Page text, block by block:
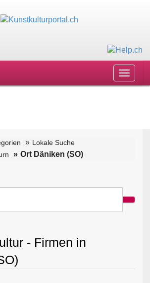
Toggle
Lokale Suche
Ort Däniken (SO)
- Firmen in